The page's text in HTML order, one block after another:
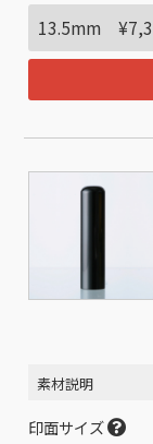
素材説明
印面サイズ